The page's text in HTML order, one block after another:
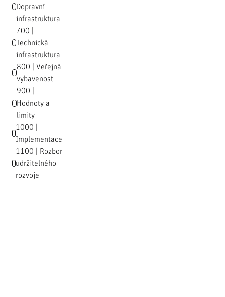
Dopravní
infrastruktura
700 |
Technická
infrastruktura
800 | Veřejná
vybavenost
900 |
Hodnoty a
limity
1000 |
Implementace
1100 | Rozbor
udržitelného
rozvoje